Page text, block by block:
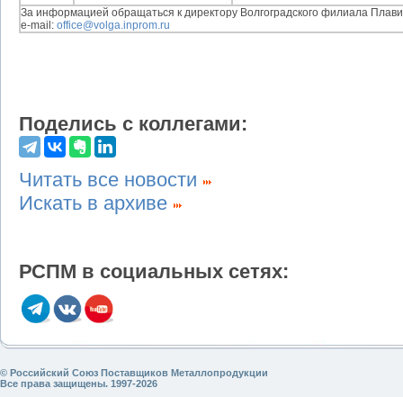
За информацией обращаться к директору Волгоградского филиала
e-mail: office@volga.inprom.ru
Поделись с коллегами:
Читать все новости
Искать в архиве
РСПМ в социальных сетях:
© Российский Союз Поставщиков Металлопродукции
Все права защищены. 1997-2026